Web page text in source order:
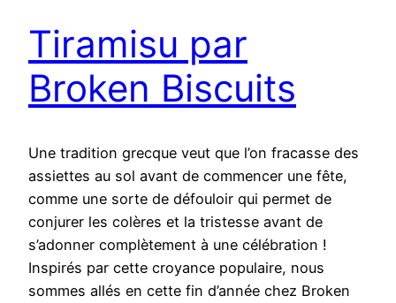
Tiramisu par
Broken Biscuits
Une tradition grecque veut que l’on fracasse des
assiettes au sol avant de commencer une fête,
comme une sorte de défouloir qui permet de
conjurer les colères et la tristesse avant de
s’adonner complètement à une célébration !
Inspirés par cette croyance populaire, nous
sommes allés en cette fin d’année chez Broken